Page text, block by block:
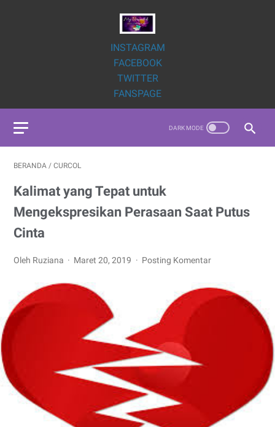
INSTAGRAM
FACEBOOK
TWITTER
FANSPAGE
BERANDA / CURCOL
Kalimat yang Tepat untuk
Mengekspresikan Perasaan Saat Putus
Cinta
Oleh Ruziana Maret 20, 2019 Posting Komentar